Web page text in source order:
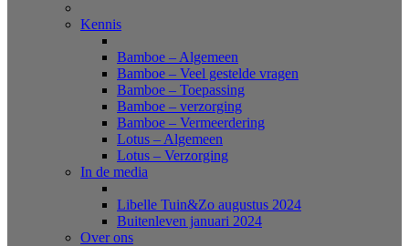
Kennis
Bamboe – Algemeen
Bamboe – Veel gestelde vragen
Bamboe – Toepassing
Bamboe – verzorging
Bamboe – Vermeerdering
Lotus – Algemeen
Lotus – Verzorging
In de media
Libelle Tuin&Zo augustus 2024
Buitenleven januari 2024
Over ons